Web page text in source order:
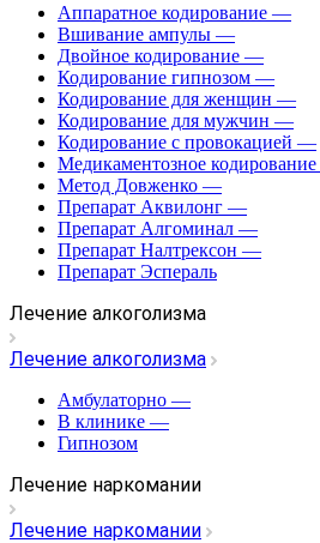
Аппаратное кодирование —
Вшивание ампулы —
Двойное кодирование —
Кодирование гипнозом —
Кодирование для женщин —
Кодирование для мужчин —
Кодирование с провокацией —
Медикаментозное кодирование
Метод Довженко —
Препарат Аквилонг —
Препарат Алгоминал —
Препарат Налтрексон —
Препарат Эспераль
Лечение алкоголизма
Лечение алкоголизма
Амбулаторно —
В клинике —
Гипнозом
Лечение наркомании
Лечение наркомании